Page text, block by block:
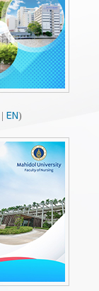
EN)